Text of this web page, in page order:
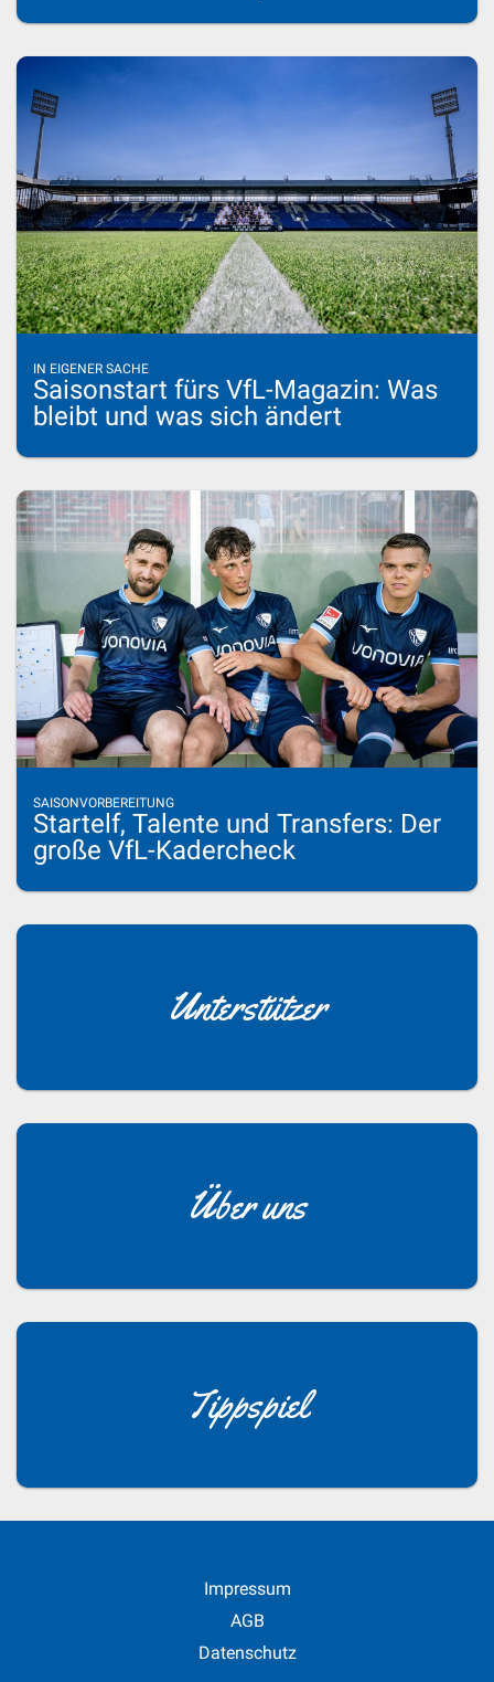
IN EIGENER SACHE
Saisonstart fürs VfL-Magazin: Was
bleibt und was sich ändert
SAISONVORBEREITUNG
Startelf, Talente und Transfers: Der
große VfL-Kadercheck
Unterstützer
Über uns
Tippspiel
Impressum
AGB
Datenschutz